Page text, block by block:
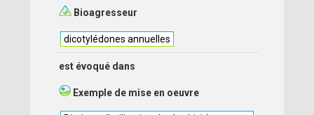
Bioagresseur
dicotylédones annuelles
est évoqué dans
Exemple de mise en oeuvre